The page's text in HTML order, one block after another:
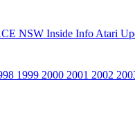
NSW Inside Info Atari
1999 2000 2001 2002